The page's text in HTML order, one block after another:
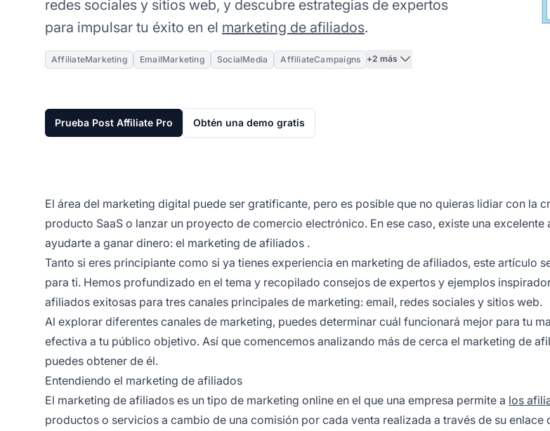
redes sociales y sitios web, y descubre estrategias de expertos
para impulsar tu éxito en el marketing de afiliados.
AffiliateMarketing EmailMarketing SocialMedia AffiliateCampaigns +2 más
Prueba Post Affiliate Pro Obtén una demo gratis
El área del marketing digital puede ser gratificante, pero es posible que no quieras lidiar con la
producto SaaS o lanzar un proyecto de comercio electrónico. En ese caso, existe una excelente
ayudarte a ganar dinero: el marketing de afiliados .
Tanto si eres principiante como si ya tienes experiencia en marketing de afiliados, este artículo
para ti. Hemos profundizado en el tema y recopilado consejos de expertos y ejemplos
afiliados exitosas para tres canales principales de marketing: email, redes sociales y sitios web.
Al explorar diferentes canales de marketing, puedes determinar cuál funcionará mejor para tu
efectiva a tu público objetivo. Así que comencemos analizando más de cerca el marketing de
puedes obtener de él.
Entendiendo el marketing de afiliados
El marketing de afiliados es un tipo de marketing online en el que una empresa permite a los
productos o servicios a cambio de una comisión por cada venta realizada a través de su enlace